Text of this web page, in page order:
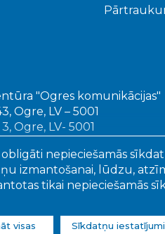
"Ogres komunikācijas"
Ogre, LV – 5001
Ogre, LV- 5001
© 2026Ogres
nepieciešamās
izmantošanai, lūdzu,
tikai nepieciešamās
visas Sīkdatņu iestatījumi